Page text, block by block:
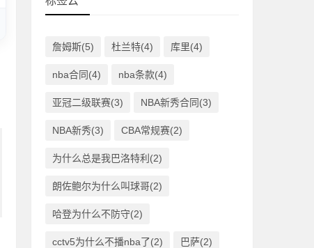
詹姆斯(5) 杜兰特(4) 库里(4)
nba合同(4) nba条款(4)
亚冠二级联赛(3) NBA新秀合同(3)
NBA新秀(3) CBA常规赛(2)
为什么总是我巴洛特利(2)
朗佐鲍尔为什么叫球哥(2)
哈登为什么不防守(2)
cctv5为什么不播nba了(2) 巴萨(2)